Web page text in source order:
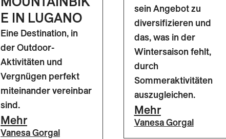
E IN LUGANO
Eine Destination, in
der Outdoor-
Aktivitäten und
Vergnügen perfekt
miteinander vereinbar
sind.
Mehr
Vanesa Gorgal
sein Angebot zu
diversifizieren und
das, was in der
Wintersaison fehlt,
durch
Sommeraktivitäten
auszugleichen.
Mehr
Vanesa Gorgal